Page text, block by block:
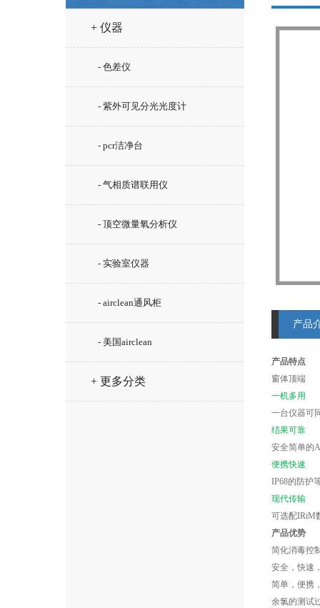
+ 仪器
- 色差仪
- 紫外可见分光光度计
- pcr洁净台
- 气相质谱联用仪
- 顶空微量氧分析仪
- 实验室仪器
- airclean通风柜
- 美国airclean
+ 更多分类
产品
产品特点
窗体顶端
一机多用
一台仪器可
结果可靠
安全简单的
便携快速
IP68的防护
现代传输
可选配IRiM
产品优势
简化消毒控
安全，快速
简单，便携
余氯的测试